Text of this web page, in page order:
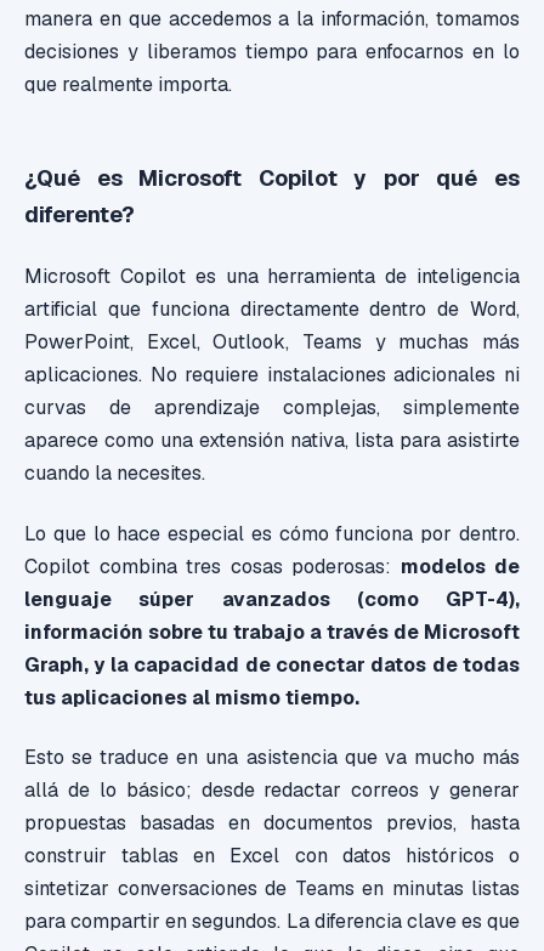
manera en que accedemos a la información, tomamos
decisiones y liberamos tiempo para enfocarnos en lo
que realmente importa.
¿Qué es Microsoft Copilot y por qué es
diferente?
Microsoft Copilot es una herramienta de inteligencia
artificial que funciona directamente dentro de Word,
PowerPoint, Excel, Outlook, Teams y muchas más
aplicaciones. No requiere instalaciones adicionales ni
curvas de aprendizaje complejas, simplemente
aparece como una extensión nativa, lista para asistirte
cuando la necesites.
Lo que lo hace especial es cómo funciona por dentro.
Copilot combina tres cosas poderosas: modelos de
lenguaje súper avanzados (como GPT-4),
información sobre tu trabajo a través de Microsoft
Graph, y la capacidad de conectar datos de todas
tus aplicaciones al mismo tiempo.
Esto se traduce en una asistencia que va mucho más
allá de lo básico; desde redactar correos y generar
propuestas basadas en documentos previos, hasta
construir tablas en Excel con datos históricos o
sintetizar conversaciones de Teams en minutas listas
para compartir en segundos. La diferencia clave es que